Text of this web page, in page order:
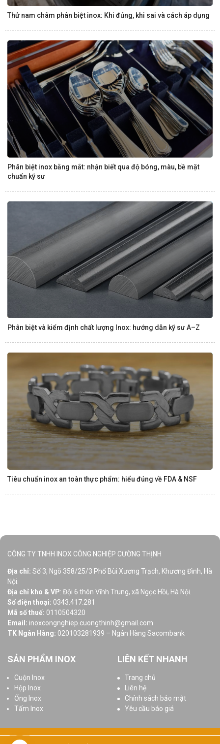
Thử nam châm phân biệt inox: Khi đúng, khi sai và cách áp dụng
Phân biệt inox bằng mắt: nhận biết qua độ bóng, màu, bề mặt
chuẩn kỹ sư
Phân biệt và kiểm định chất lượng Inox: hướng dẫn kỹ sư A–Z
Tiêu chuẩn inox an toàn thực phẩm: hiểu đúng về FDA & NSF
CÔNG TY TNHH INOX CÔNG NGHIỆP CƯỜNG THỊNH
Địa chỉ: Số 3, Ngõ 358/25/3 Phố Bùi Xương Trạch, Khương Đình, Hà
Nội.
Địa chỉ kho & VP: Đội 6 thôn Vĩnh Trung, xã Ngọc Hồi, Hà Nội.
Số điện thoại: 0343.417.281
Mã số thuế: 0110504320
Email: inoxcongnghiep.cuongthinh@gmail.com
TK Ngân Hàng: 020103281939 – Ngân Hàng Sacombank
SẢN PHẨM INOX
Cuộn Inox
Hộp Inox
Ống Inox
Tấm Inox
LIÊN KẾT NHANH
Trang chủ
Liên hệ
Chính sách bảo mật
Yêu cầu báo giá